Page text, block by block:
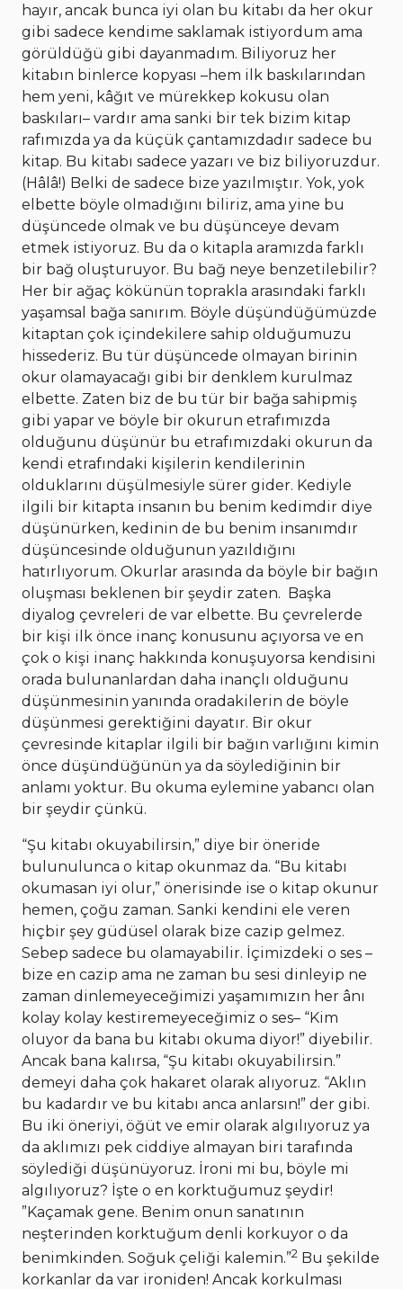
hayır, ancak bunca iyi olan bu kitabı da her okur
gibi sadece kendime saklamak istiyordum ama
görüldüğü gibi dayanmadım. Biliyoruz her
kitabın binlerce kopyası –hem ilk baskılarından
hem yeni, kâğıt ve mürekkep kokusu olan
baskıları– vardır ama sanki bir tek bizim kitap
rafımızda ya da küçük çantamızdadır sadece bu
kitap. Bu kitabı sadece yazarı ve biz biliyoruzdur.
(Hâlâ!) Belki de sadece bize yazılmıştır. Yok, yok
elbette böyle olmadığını biliriz, ama yine bu
düşüncede olmak ve bu düşünceye devam
etmek istiyoruz. Bu da o kitapla aramızda farklı
bir bağ oluşturuyor. Bu bağ neye benzetilebilir?
Her bir ağaç kökünün toprakla arasındaki farklı
yaşamsal bağa sanırım. Böyle düşündüğümüzde
kitaptan çok içindekilere sahip olduğumuzu
hissederiz. Bu tür düşüncede olmayan birinin
okur olamayacağı gibi bir denklem kurulmaz
elbette. Zaten biz de bu tür bir bağa sahipmiş
gibi yapar ve böyle bir okurun etrafımızda
olduğunu düşünür bu etrafımızdaki okurun da
kendi etrafındaki kişilerin kendilerinin
olduklarını düşülmesiyle sürer gider. Kediyle
ilgili bir kitapta insanın bu benim kedimdir diye
düşünürken, kedinin de bu benim insanımdır
düşüncesinde olduğunun yazıldığını
hatırlıyorum. Okurlar arasında da böyle bir bağın
oluşması beklenen bir şeydir zaten. Başka
diyalog çevreleri de var elbette. Bu çevrelerde
bir kişi ilk önce inanç konusunu açıyorsa ve en
çok o kişi inanç hakkında konuşuyorsa kendisini
orada bulunanlardan daha inançlı olduğunu
düşünmesinin yanında oradakilerin de böyle
düşünmesi gerektiğini dayatır. Bir okur
çevresinde kitaplar ilgili bir bağın varlığını kimin
önce düşündüğünün ya da söylediğinin bir
anlamı yoktur. Bu okuma eylemine yabancı olan
bir şeydir çünkü.
“Şu kitabı okuyabilirsin,” diye bir öneride
bulunulunca o kitap okunmaz da. “Bu kitabı
okumasan iyi olur,” önerisinde ise o kitap okunur
hemen, çoğu zaman. Sanki kendini ele veren
hiçbir şey güdüsel olarak bize cazip gelmez.
Sebep sadece bu olamayabilir. İçimizdeki o ses –
bize en cazip ama ne zaman bu sesi dinleyip ne
zaman dinlemeyeceğimizi yaşamımızın her ânı
kolay kolay kestiremeyeceğimiz o ses– “Kim
oluyor da bana bu kitabı okuma diyor!” diyebilir.
Ancak bana kalırsa, “Şu kitabı okuyabilirsin.”
demeyi daha çok hakaret olarak alıyoruz. “Aklın
bu kadardır ve bu kitabı anca anlarsın!” der gibi.
Bu iki öneriyi, öğüt ve emir olarak algılıyoruz ya
da aklımızı pek ciddiye almayan biri tarafında
söylediği düşünüyoruz. İroni mi bu, böyle mi
algılıyoruz? İşte o en korktuğumuz şeydir!
”Kaçamak gene. Benim onun sanatının
neşterinden korktuğum denli korkuyor o da
benimkinden. Soğuk çeliği kalemin.”2 Bu şekilde
korkanlar da var ironiden! Ancak korkulması